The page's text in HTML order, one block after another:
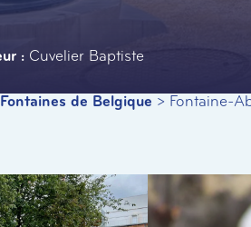
Cuvelier Baptiste
Fontaines de Belgique > Fontaine-